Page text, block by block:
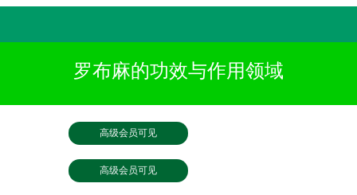
罗布麻的功效与作用领域
高级会员可见
高级会员可见